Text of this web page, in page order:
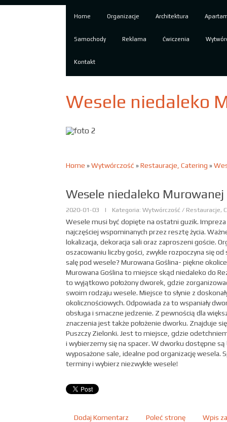
Home Organizacje Architektura
Samochody Reklama Ćwiczenia
Kontakt
Wesele niedaleko
Home »Wytwórczość »Restauracje, Catering »
Wesele niedaleko Murowanej
2020-01-03 | Kategoria: Wytwórczość / Restauracje,
Wesele musi być dopięte na ostatni guzik. Impreza
najczęściej wspominanych przez resztę życia.
lokalizacja, dekoracja sali oraz zaproszeni goście.
oszacowaniu liczby gości, zwykle rozpoczyna się od
salę pod wesele? Murowana Goślina- piękne
Murowana Goślina to miejsce skąd niedaleko do
to wyjątkowo położony dworek, gdzie
swoim rodzaju wesele. Miejsce to słynie z
okolicznościowych. Odpowiada za to wspaniały
obsługa i smaczne jedzenie. Z pewnością dla
znaczenia jest także położenie dworku. Znajduje
Puszczy Zielonki. Jest to miejsce, gdzie
i wybierzemy się na spacer. W dworku dostępne
wyposażone sale, idealne pod organizację wesela.
terminy i wybierz niezwykłe wesele!
Dodaj Komentarz Poleć stronę Wpis